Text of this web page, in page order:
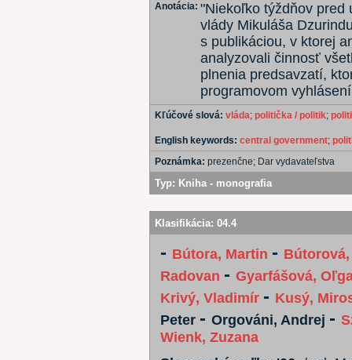
Anotácia: "Niekoľko týždňov pred
vlády Mikuláša
s publikáciou, v ktorej
analyzovali činnosť
plnenia predsavzatí,
programovom
Kľúčové slová: vláda; politička / politik;
English keywords: central government;
Poznámka: prezenčne; Dar vydavateľstva
Typ: Kniha - monografia
Klasifikácia: 04.4
- Bútora, Martin -
Radovan - Gyarfášová,
Krivý, Vladimír - Kusý,
Peter - Orgováni, Andrej -
Wienk, Zuzana